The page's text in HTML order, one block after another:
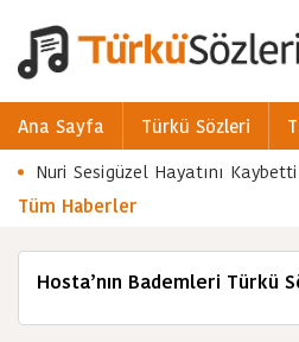
Ana Sayfa Türkü Sözleri
Nuri Sesigüzel Hayatını Kaybetti
Tüm Haberler
Hosta’nın Bademleri Türkü